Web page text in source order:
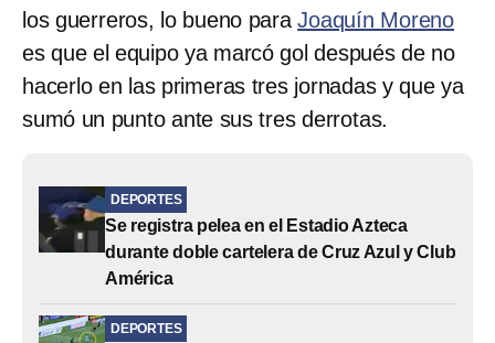
los guerreros, lo bueno paraJoaquín Moreno
es que el equipo ya marcó gol después de no
hacerlo en las primeras tres jornadas y que ya
sumó un punto ante sus tres derrotas.
DEPORTES
Se registra pelea en el Estadio Azteca
durante doble cartelera de Cruz Azul y Club
América
DEPORTES